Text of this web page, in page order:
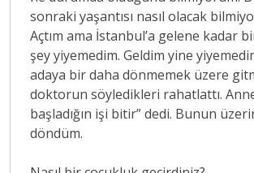
sonraki yaşantısı nasıl olacak
Açtım ama İstanbul’a gelene kadar
şey yiyemedim. Geldim yine
adaya bir daha dönmemek üzere
doktorun söyledikleri rahatlattı.
başladığın işi bitir” dedi. Bunun
döndüm.